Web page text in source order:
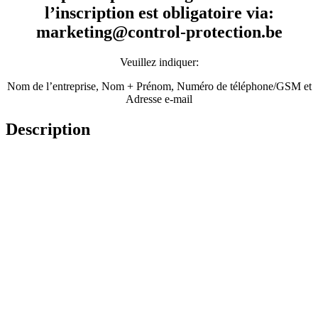
l’inscription est obligatoire via:
marketing@control-protection.be
Veuillez indiquer:
Nom de l’entreprise, Nom + Prénom, Numéro de téléphone/GSM et
Adresse e-mail
Description